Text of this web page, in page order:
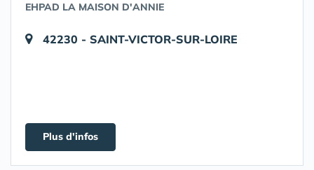
EHPAD LA MAISON D'ANNIE
42230 - SAINT-VICTOR-SUR-LOIRE
Plus d'infos